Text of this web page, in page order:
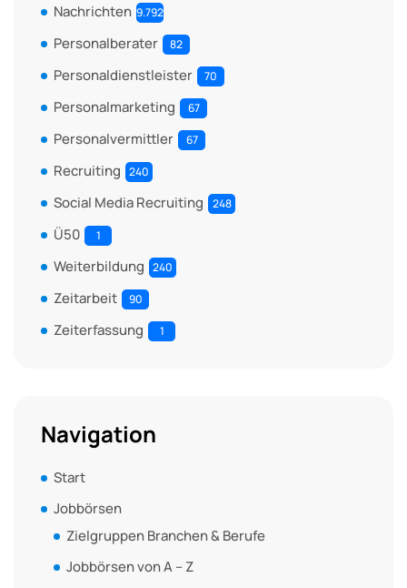
Nachrichten 9.792
Personalberater 82
Personaldienstleister 70
Personalmarketing 67
Personalvermittler 67
Recruiting 240
Social Media Recruiting 248
Ü50 1
Weiterbildung 240
Zeitarbeit 90
Zeiterfassung 1
Navigation
Start
Jobbörsen
Zielgruppen Branchen & Berufe
Jobbörsen von A – Z